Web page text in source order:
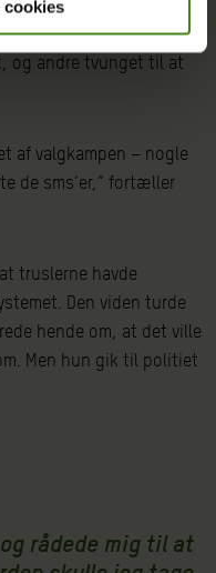
cookies
af nogle få måneder.
og andre tvunget til at
af valgkampen – nogle
de sms’er,” fortæller
truslerne havde
Den viden turde
hende om, at det ville
Men hun gik til politiet
rådede mig til at